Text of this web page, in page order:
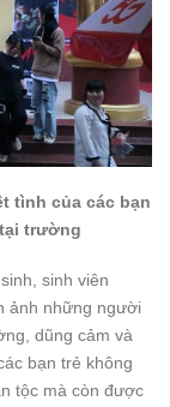
tình của các bạn
trường
sinh viên
ảnh những người
dũng cảm và
bạn trẻ không
tộc mà còn được